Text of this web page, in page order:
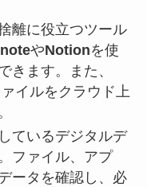
離に役立つツール
やNotionを使
きます。また、
イルをクラウド上
ているデジタルデ
ファイル、アプ
ータを確認し、必